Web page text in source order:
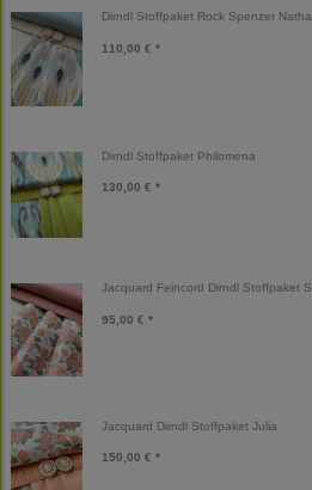
Dirndl Stoffpaket Rock Spenzer
110,00 € *
Dirndl Stoffpaket Philomena
130,00 € *
Jacquard Feincord Dirndl Stoffpaket
95,00 € *
Jacquard Dirndl Stoffpaket Julia
150,00 € *